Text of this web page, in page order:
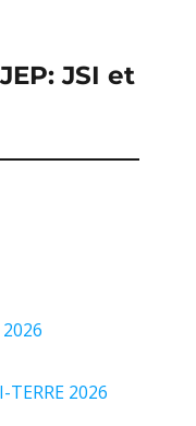
JSI et
2026